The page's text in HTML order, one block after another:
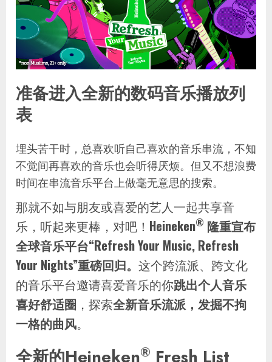
准备进入全新的数码音乐播放列
表
埋头苦干时，总喜欢听自己喜欢的音乐串流，不知
不觉间再喜欢的音乐也会听得厌烦。但又不想浪费
时间在串流音乐平台上做毫无意思的搜索。
那就不如与朋友或喜爱的艺人一起共享音
乐，听起来更棒，对吧！ Heineken® 隆重宣布
全球音乐平台“Refresh Your Music, Refresh
Your Nights”重磅回归。 这个跨流派、跨文化
的音乐平台邀请喜爱音乐的你跳出个人音乐
喜好舒适圈 ，探索全新音乐流派，发掘不拘
一格的曲风。
全新的Heineken® Fresh List